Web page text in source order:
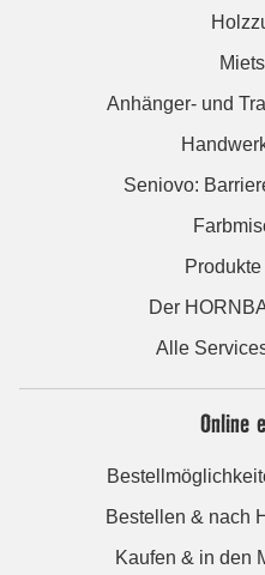
Anhänger- und
Seniovo:
Der
Alle
Online
Bestellen & nach
Kaufen & in den